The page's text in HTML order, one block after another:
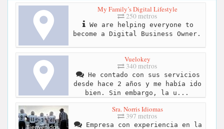
My Family’s Digital Lifestyle
250 metros
We are helping everyone to
become a Digital Business Owner.
Vuelokey
340 metros
He contado con sus servicios
desde hace 2 años y me había ido
bien. Sin embargo, la u...
Sra. Norris Idiomas
397 metros
Empresa con experiencia en la